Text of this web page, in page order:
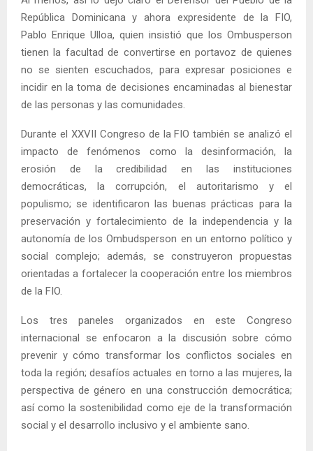
República Dominicana y ahora expresidente de la FIO,
Pablo Enrique Ulloa, quien insistió que los Ombusperson
tienen la facultad de convertirse en portavoz de quienes
no se sienten escuchados, para expresar posiciones e
incidir en la toma de decisiones encaminadas al bienestar
de las personas y las comunidades.
Durante el XXVII Congreso de la FIO también se analizó el
impacto de fenómenos como la desinformación, la
erosión de la credibilidad en las instituciones
democráticas, la corrupción, el autoritarismo y el
populismo; se identificaron las buenas prácticas para la
preservación y fortalecimiento de la independencia y la
autonomía de los Ombudsperson en un entorno político y
social complejo; además, se construyeron propuestas
orientadas a fortalecer la cooperación entre los miembros
de la FIO.
Los tres paneles organizados en este Congreso
internacional se enfocaron a la discusión sobre cómo
prevenir y cómo transformar los conflictos sociales en
toda la región; desafíos actuales en torno a las mujeres, la
perspectiva de género en una construcción democrática;
así como la sostenibilidad como eje de la transformación
social y el desarrollo inclusivo y el ambiente sano.